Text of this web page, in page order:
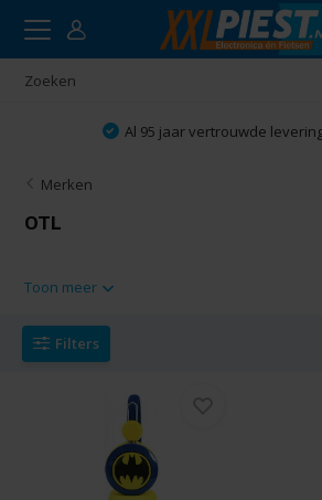
Al 95 jaar vertrouwde
Merken
OTL
Toon meer
Filters